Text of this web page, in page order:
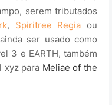
serem tributados
, Spiritree Regia ou
ser usado como
3 e EARTH, também
xyz para Meliae of the